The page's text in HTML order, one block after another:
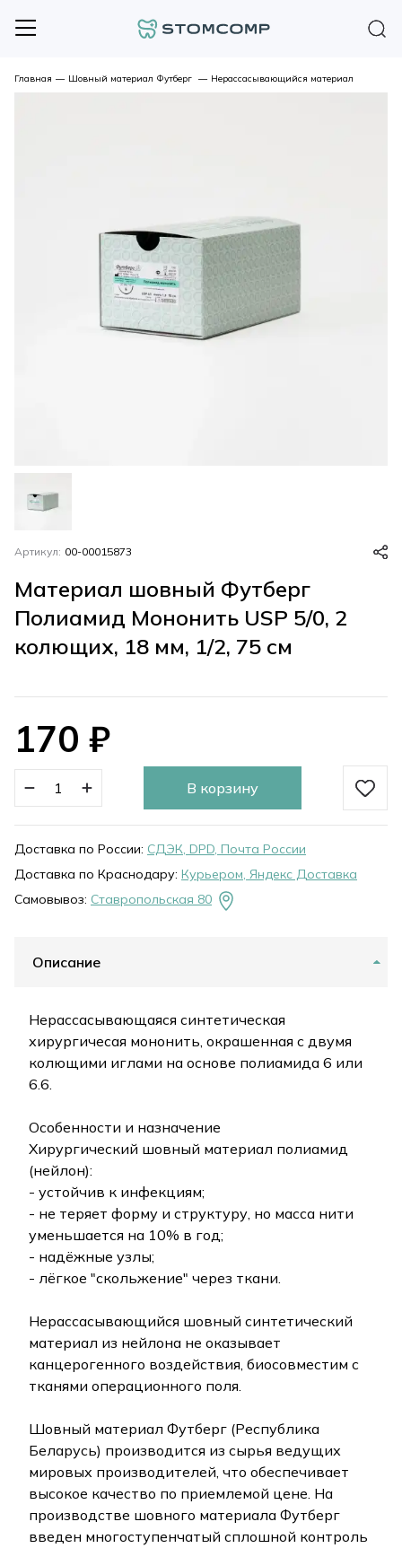
Главная — Шовный материал Футберг — Нерассасывающийся материал
Артикул: 00-00015873
Материал шовный Футберг
Полиамид Мононить USP 5/0, 2
колющих, 18 мм, 1/2, 75 см
170 ₽
В корзину
Доставка по России: СДЭК, DPD, Почта России
Доставка по Краснодару: Курьером, Яндекс Доставка
Самовывоз: Ставропольская 80
Описание
Нерассасывающаяся синтетическая
хирургичесая мононить, окрашенная с двумя
колющими иглами на основе полиамида 6 или
6.6.
Особенности и назначение
Хирургический шовный материал полиамид
(нейлон):
- устойчив к инфекциям;
- не теряет форму и структуру, но масса нити
уменьшается на 10% в год;
- надёжные узлы;
- лёгкое "скольжение" через ткани.
Нерассасывающийся шовный синтетический
материал из нейлона не оказывает
канцерогенного воздействия, биосовместим с
тканями операционного поля.
Шовный материал Футберг (Республика
Беларусь) производится из сырья ведущих
мировых производителей, что обеспечивает
высокое качество по приемлемой цене. На
производстве шовного материала Футберг
введен многоступенчатый сплошной контроль